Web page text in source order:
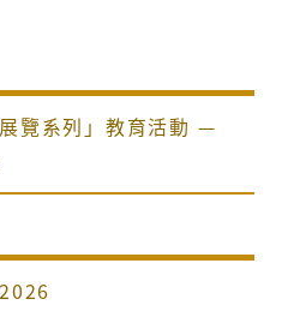
展覽系列」教育活動 —